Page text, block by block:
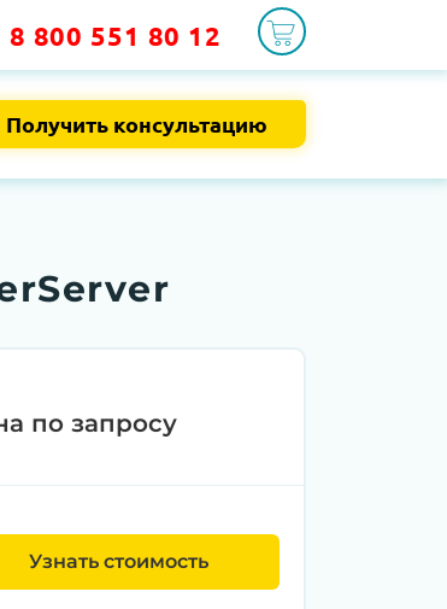
8 800 551 80 12
Получить консультацию
по запросу
Узнать стоимость